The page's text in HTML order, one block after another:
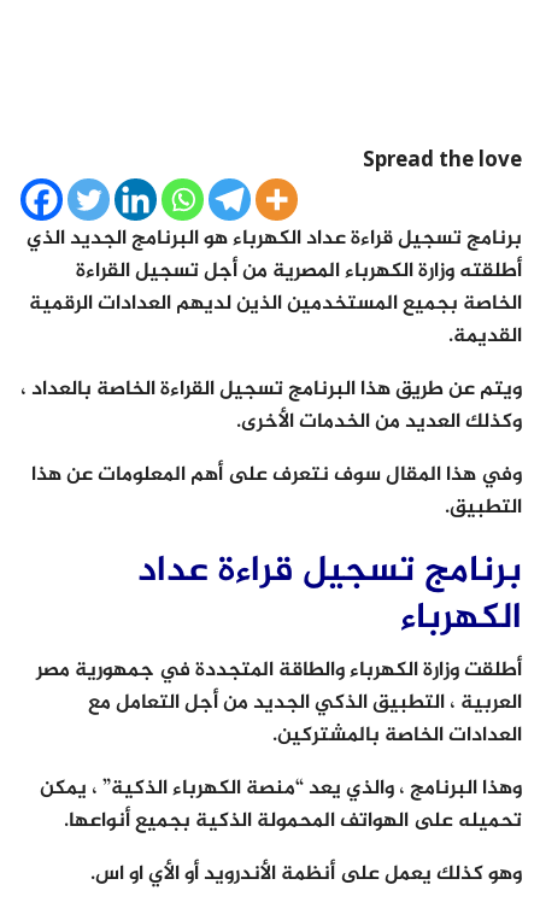
Spread the love
برنامج تسجيل قراءة عداد الكهرباء هو البرنامج الجديد الذي
أطلقته وزارة الكهرباء المصرية من أجل تسجيل القراءة
الخاصة بجميع المستخدمين الذين لديهم العدادات الرقمية
القديمة.
ويتم عن طريق هذا البرنامج تسجيل القراءة الخاصة بالعداد ،
وكذلك العديد من الخدمات الأخرى.
وفي هذا المقال سوف نتعرف على أهم المعلومات عن هذا
التطبيق.
برنامج تسجيل قراءة عداد
الكهرباء
أطلقت وزارة الكهرباء والطاقة المتجددة في جمهورية مصر
العربية ، التطبيق الذكي الجديد من أجل التعامل مع
العدادات الخاصة بالمشتركين.
وهذا البرنامج ، والذي يعد “منصة الكهرباء الذكية” ، يمكن
تحميله على الهواتف المحمولة الذكية بجميع أنواعها.
وهو كذلك يعمل على أنظمة الأندرويد أو الأي او اس.